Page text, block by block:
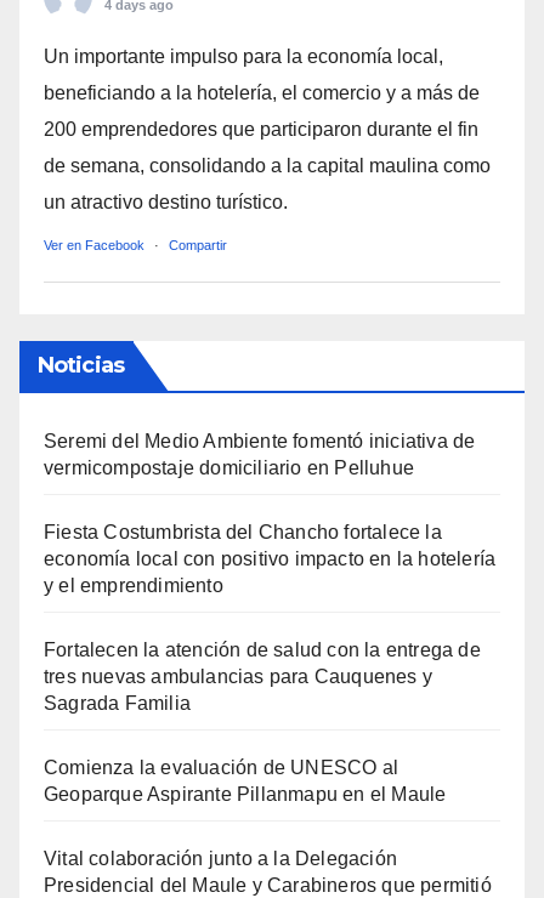
4 days ago
Un importante impulso para la economía local,
beneficiando a la hotelería, el comercio y a más de
200 emprendedores que participaron durante el fin
de semana, consolidando a la capital maulina como
un atractivo destino turístico.
Ver en Facebook · Compartir
Noticias
Seremi del Medio Ambiente fomentó iniciativa de
vermicompostaje domiciliario en Pelluhue
Fiesta Costumbrista del Chancho fortalece la
economía local con positivo impacto en la hotelería
y el emprendimiento
Fortalecen la atención de salud con la entrega de
tres nuevas ambulancias para Cauquenes y
Sagrada Familia
Comienza la evaluación de UNESCO al
Geoparque Aspirante Pillanmapu en el Maule
Vital colaboración junto a la Delegación
Presidencial del Maule y Carabineros que permitió